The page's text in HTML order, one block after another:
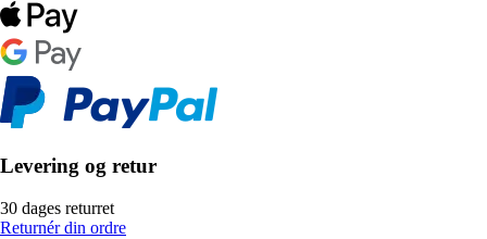
Levering og retur
30 dages returret
Returnér din ordre